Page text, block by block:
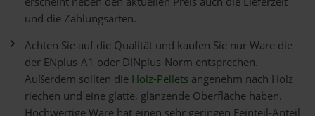
und die Zahlungsarten.
Achten Sie auf die Qualität und kaufen Sie nur Ware die
der ENplus-A1 oder DINplus-Norm entsprechen.
Außerdem sollten die Holz-Pellets angenehm nach Holz
riechen und eine glatte, glänzende Oberfläche haben.
Hochwertige Ware hat einen sehr geringen Feinteil-Anteil